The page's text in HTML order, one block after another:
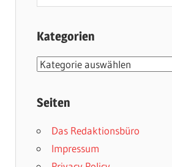
nach:
Kategorien
Kategorien
Seiten
Das Redaktionsbüro
Impressum